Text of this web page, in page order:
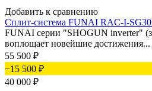
Добавить к сравнению
Сплит-система FUNAI RAC-I-
FUNAI серии "SHOGUN inverter"
воплощает новейшие достижения...
55 500 ₽
−15 500 ₽
40 000 ₽